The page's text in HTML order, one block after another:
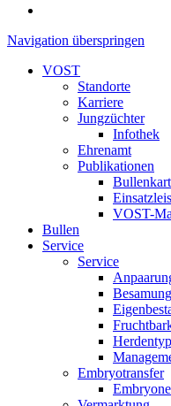
Navigation überspringen
VOST
Standorte
Karriere
Jungzüchter
Infothek
Ehrenamt
Publikationen
VOST-
Bullen
Service
Service
Besamung
Embryotransfer